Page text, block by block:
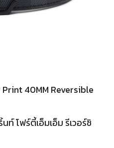
40MM Reversible
โฟร์ตี้เอ็มเอ็ม รีเวอร์ซิ